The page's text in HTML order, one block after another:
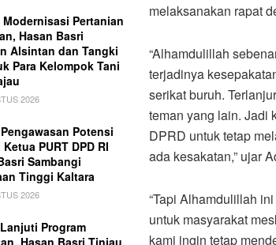
Pertanian
Hasan Basri
Alsintan dan Tangki
Para Kelompok Tani
2026
Potensi
Ketua PURT DPD RI
Sambangi
Tinggi Kaltara
2026
Program
Hasan Basri Tinjau
melaksanakan rapat
“Alhamdulillah
terjadinya
serikat buruh.
teman yang lain. Jadi
DPRD untuk tetap
ada kesakatan,” ujar
“Tapi Alhamdulillah
untuk masyarakat
kami ingin tetap